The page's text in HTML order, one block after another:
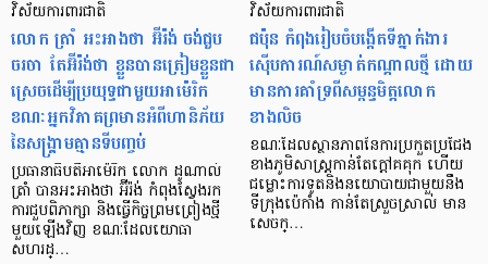
វិស័យការពារជាតិ
លោក ត្រាំ អះអាងថា អ៊ីរ៉ង់ ចង់ជួប
ចរចា តែអ៊ីរ៉ង់ថា ខ្លួនបានត្រៀមខ្លួនជា
ស្រេចដើម្បីប្រយុទ្ធជាមួយអាម៉េរិក
ខណៈអ្នកវិភាគព្រមានអំពីហានិភ័យ
នៃសង្គ្រាមគ្មានទីបញ្ចប់
ប្រធានាធិបតីអាម៉េរិក លោក ដូណាល់
ត្រាំ បានអះអាងថា អ៊ីរ៉ង់ កំពុងស្វែងរក
ការជួបពិភាក្សា និងធ្វើកិច្ចព្រមព្រៀងថ្មី
មួយឡើងវិញ ខណៈដែលយោធា
សហរដ្…
វិស័យការពារជាតិ
ជប៉ុន កំពុងរៀបចំបង្កើតទីភ្នាក់ងារ
ស៊ើបការណ៍សម្ងាត់កណ្តាលថ្មី ដោយ
មានការគាំទ្រពី​សម្ពន្ធមិត្តលោក
ខាងលិច
ខណៈដែលស្ថានភាពនៃការប្រកួតប្រជែង
ខាងភូមិសាស្រ្តកាន់តែក្តៅគគុក ហើយ
ជម្លោះ​ការទូតនិងនយោបាយជាមួយ​នឹង
ទីក្រុងប៉េកាំង កាន់តែស្រួចស្រាល់ មាន
សេចក្…